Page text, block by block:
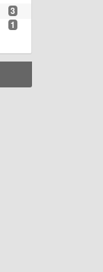
3
1